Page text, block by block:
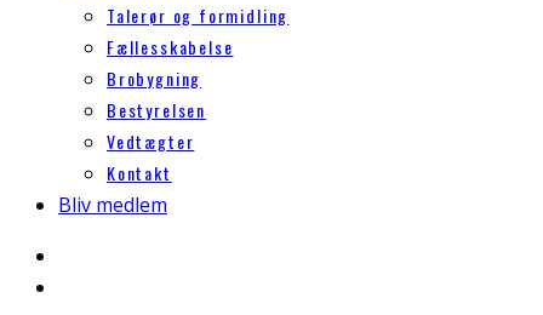
Talerør og formidling
Fællesskabelse
Brobygning
Bestyrelsen
Vedtægter
Kontakt
Bliv medlem